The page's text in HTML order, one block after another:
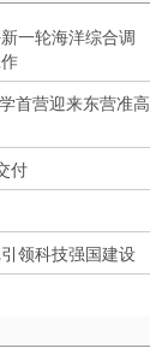
一轮海洋综合调
首营迎来东营准高
付
领科技强国建设